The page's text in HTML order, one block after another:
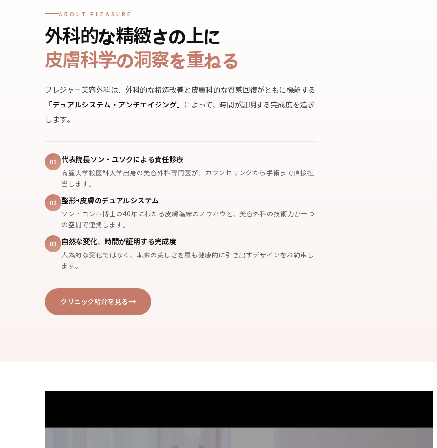
ABOUT PLEASURE
外科的な精緻さの上に
皮膚科学の洞察を重ねる
プレジャー美容外科は、外科的な構造改善と皮膚科的な質感回復がともに機能する
「デュアルシステム・アンチエイジング」 によって、時間が証明する完成度を追求
します。
01 代表院長ソン・ユソクによる責任診療
高麗大学校医科大学出身の美容外科専門医が、カウンセリングから手術まで直接担
当します。
02 整形+皮膚のデュアルシステム
ソン・ヨンホ博士の40年にわたる皮膚臨床のノウハウと、美容外科の技術力が一つ
の空間で連携します。
03 自然な変化、時間が証明する完成度
人為的な変化ではなく、本来の美しさを最も健康的に引き出すデザインをお約束し
ます。
クリニック紹介を見る